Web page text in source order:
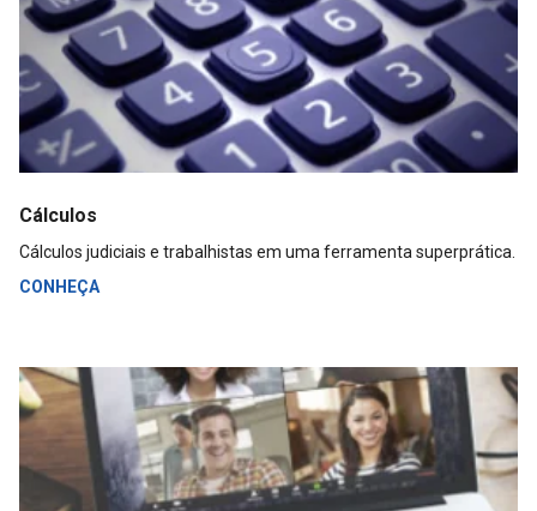
Cálculos
Cálculos judiciais e trabalhistas em uma ferramenta superprática.
CONHEÇA